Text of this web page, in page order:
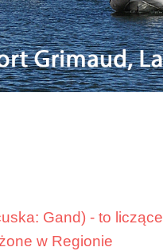
Gand) - to liczące
w Regionie